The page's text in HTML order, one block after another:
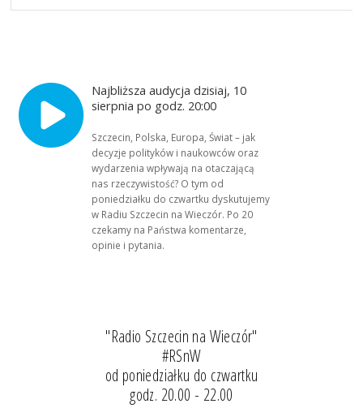
Najbliższa audycja dzisiaj, 10
sierpnia po godz. 20:00
Szczecin, Polska, Europa, Świat – jak
decyzje polityków i naukowców oraz
wydarzenia wpływają na otaczającą
nas rzeczywistość? O tym od
poniedziałku do czwartku dyskutujemy
w Radiu Szczecin na Wieczór. Po 20
czekamy na Państwa komentarze,
opinie i pytania.
"Radio Szczecin na Wieczór"
#RSnW
od poniedziałku do czwartku
godz. 20.00 - 22.00